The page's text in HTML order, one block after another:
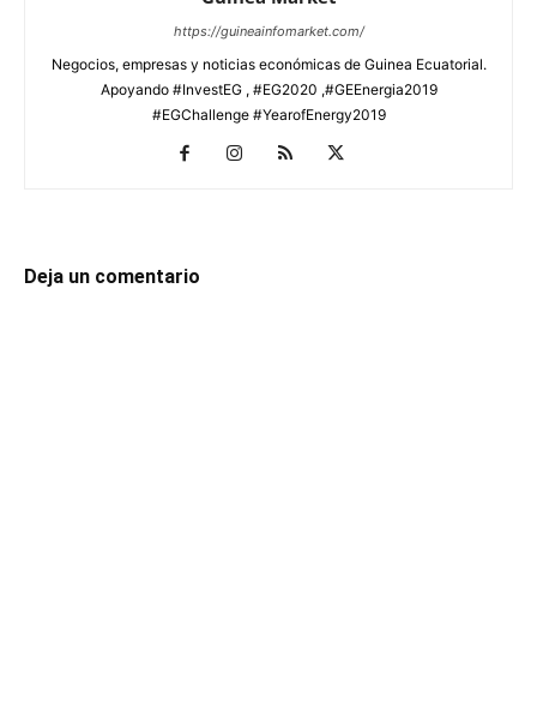
https://guineainfomarket.com/
Negocios, empresas y noticias económicas de Guinea Ecuatorial.
Apoyando #InvestEG , #EG2020 ,#GEEnergia2019
#EGChallenge #YearofEnergy2019
Deja un comentario